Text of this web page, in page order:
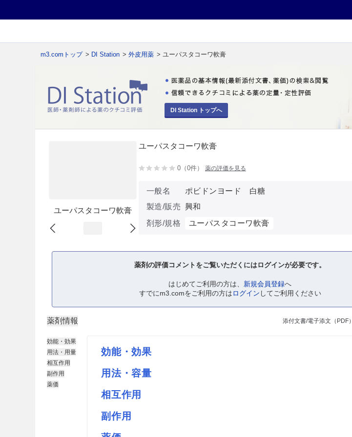
m3.comトップ > DI Station > 外皮用薬 > ユーパスタコーワ軟膏
DI Station トップへ
ユーパスタコーワ軟膏
ユーパスタコーワ軟膏
0（0件） 薬の評価を見る
一般名
ポビドンヨード 白糖
製造/販売 興和
剤形/規格
ユーパスタコーワ軟膏
薬剤の評価コメントをご覧いただくにはログインが必要です。
はじめてご利用の方は、 新規会員登録へ
すでにm3.comをご利用の方はログイン してご利用ください
薬剤情報 添付文書/電子添文（PDF）
効能・効果
用法・用量
相互作用
副作用
薬価
効能・効果
用法・容量
相互作用
副作用